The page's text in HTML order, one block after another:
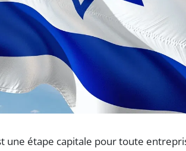
une étape capitale pour toute